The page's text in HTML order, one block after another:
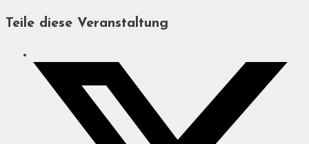
Teile diese Veranstaltung